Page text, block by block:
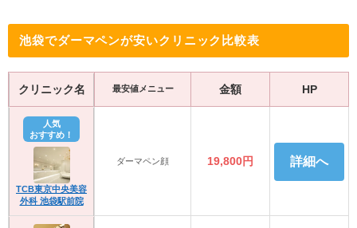
池袋でダーマペンが安いクリニック比較表
クリニック名 最安値メニュー 金額 HP
人気
おすすめ！
TCB東京中央美容
外科 池袋駅前院
ダーマペン顔 19,800円 詳細へ